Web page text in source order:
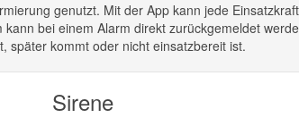
genutzt. Mit der App kann jede
bei einem Alarm direkt zurückgemeldet
später kommt oder nicht einsatzbereit ist.
Sirene